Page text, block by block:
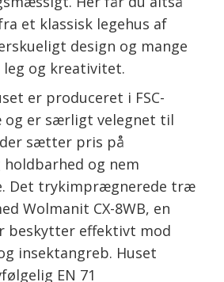
et klassisk legehus af
design og mange
og kreativitet.
er produceret i FSC-
er særligt velegnet til
sætter pris på
holdbarhed og nem
Det trykimprægnerede træ
Wolmanit CX-8WB, en
beskytter effektivt mod
insektangreb. Huset
EN 71